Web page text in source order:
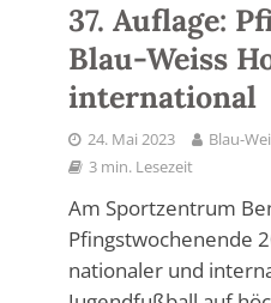
37. Auflage:
Blau-Weiss
international
24. Mai 2023
Blau-
3 min. Lesezeit
Am Sportzentrum
Pfingstwochenende
nationaler und